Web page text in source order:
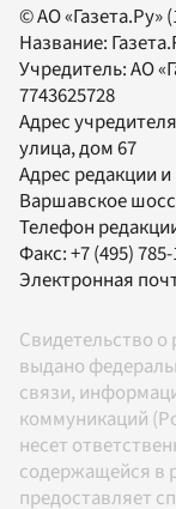
© АО «Газета.Ру»
Название:
Учредитель:АО
7743625728
Адрес
улица, дом 67
Адрес редакции
Варшавское
Телефон
Факс:+7 (495)
Электронная
Свидетельство
выдано
связи,
коммуникаций
несет
содержащейся в
предоставляет